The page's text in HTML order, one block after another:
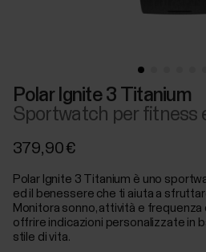
Polar Ignite 3 Titanium
Sportwatch per fitness
379,90 €
Polar Ignite 3 Titanium è uno
ed il benessere che ti aiuta a
Monitora sonno, attività e frequenza
offrire indicazioni personalizzate in
stile di vita.